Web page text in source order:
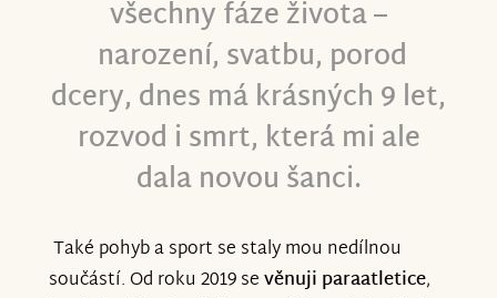
všechny fáze života –
narození, svatbu, porod
dcery, dnes má krásných 9 let,
rozvod i smrt, která mi ale
dala novou šanci.
Také pohyb a sport se staly mou nedílnou
součástí. Od roku 2019 sevěnuji paraatletice,